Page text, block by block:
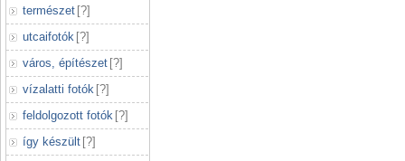
természet [?]
utcaifotók [?]
város, építészet [?]
vízalatti fotók [?]
feldolgozott fotók [?]
így készült [?]